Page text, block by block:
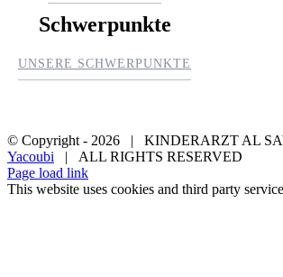
Schwerpunkte
UNSERE SCHWERPUNKTE
© Copyright - 2026 | KINDERARZT AL
Yacoubi | ALL RIGHTS RESERVED
Page load link
This website uses cookies and third party